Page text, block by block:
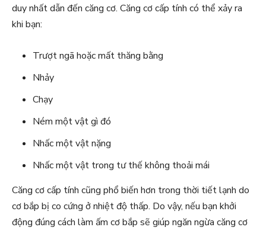
duy nhất dẫn đến căng cơ. Căng cơ cấp tính có thể xảy ra
khi bạn:
Trượt ngã hoặc mất thăng bằng
Nhảy
Chạy
Ném một vật gì đó
Nhấc một vật nặng
Nhấc một vật trong tư thế không thoải mái
Căng cơ cấp tính cũng phổ biến hơn trong thời tiết lạnh do
cơ bắp bị co cứng ở nhiệt độ thấp. Do vậy, nếu bạn khởi
động đúng cách làm ấm cơ bắp sẽ giúp ngăn ngừa căng cơ